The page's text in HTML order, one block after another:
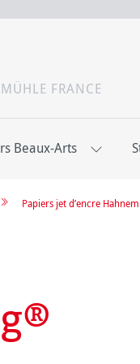
FRANCE
Beaux-Arts
Papiers jet d’encre